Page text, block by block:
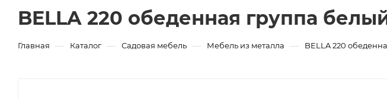
BELLA 220 обеденная группа
Главная — Каталог — Садовая мебель — Мебель из металла — BELLA 220